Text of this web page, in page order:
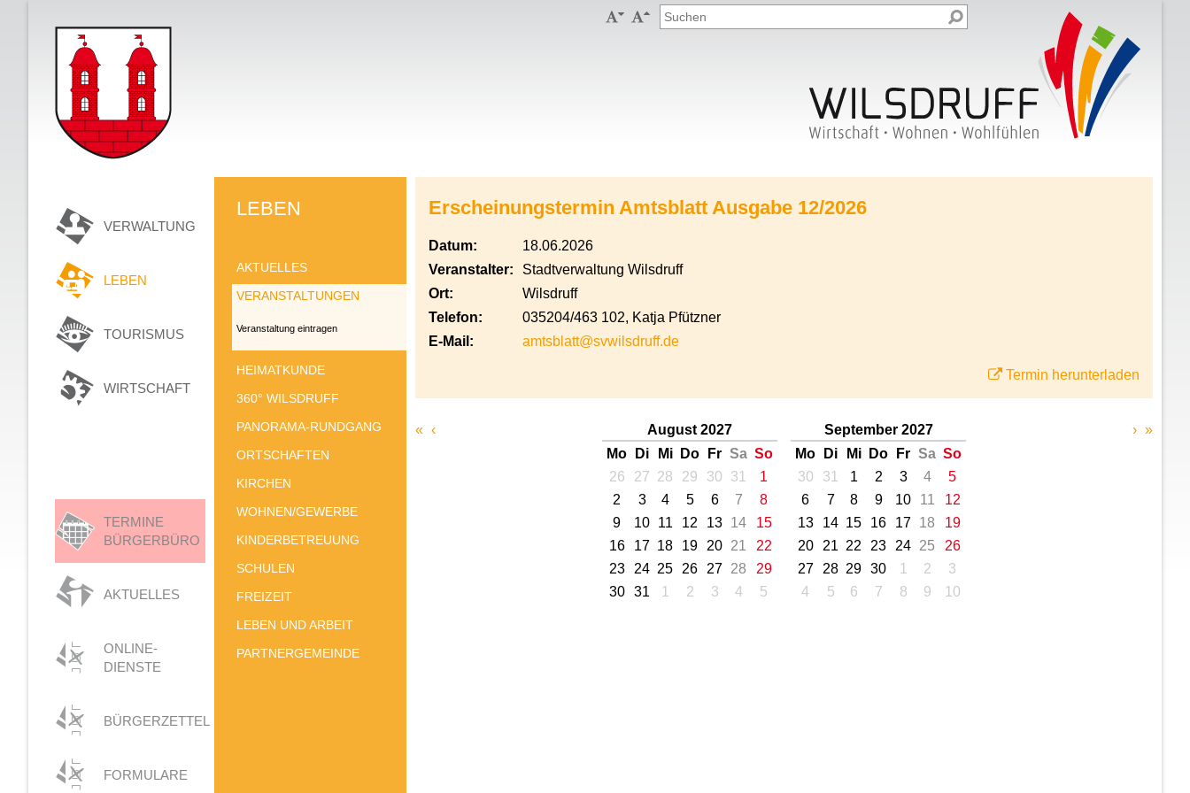
 
VERWALTUNG
LEBEN
TOURISMUS
WIRTSCHAFT
TERMINE
BÜRGERBÜRO
AKTUELLES
ONLINE-
DIENSTE
BÜRGERZETTEL
FORMULARE
LEBEN
AKTUELLES
VERANSTALTUNGEN
Veranstaltung eintragen
HEIMATKUNDE
360° WILSDRUFF
PANORAMA-RUNDGANG
ORTSCHAFTEN
KIRCHEN
WOHNEN/GEWERBE
KINDERBETREUUNG
SCHULEN
FREIZEIT
LEBEN UND ARBEIT
PARTNERGEMEINDE
Erscheinungstermin Amtsblatt Ausgabe 12/2026
Datum:
18.06.2026
Veranstalter:
Stadtverwaltung Wilsdruff
Ort:
Wilsdruff
Telefon:
035204/463 102, Katja Pfützner
E-Mail:
amtsblatt@svwilsdruff.de
Termin herunterladen
« ‹
August 2027
Mo
Di Mi Do Fr Sa So
26
27 28 29 30 31
1
2
3 4 5 6 7
8
9
10 11 12 13 14
15
16
17 18 19 20 21
22
23
24 25 26 27 28
29
30
31 1 2 3 4 5
September 2027
Mo
Di Mi Do Fr Sa So
30
31 1 2 3 4
5
6
7 8 9 10 11
12
13
14 15 16 17 18
19
20
21 22 23 24 25
26
27
28 29 30 1 2
3
4
5 6 7 8 9 10
› »